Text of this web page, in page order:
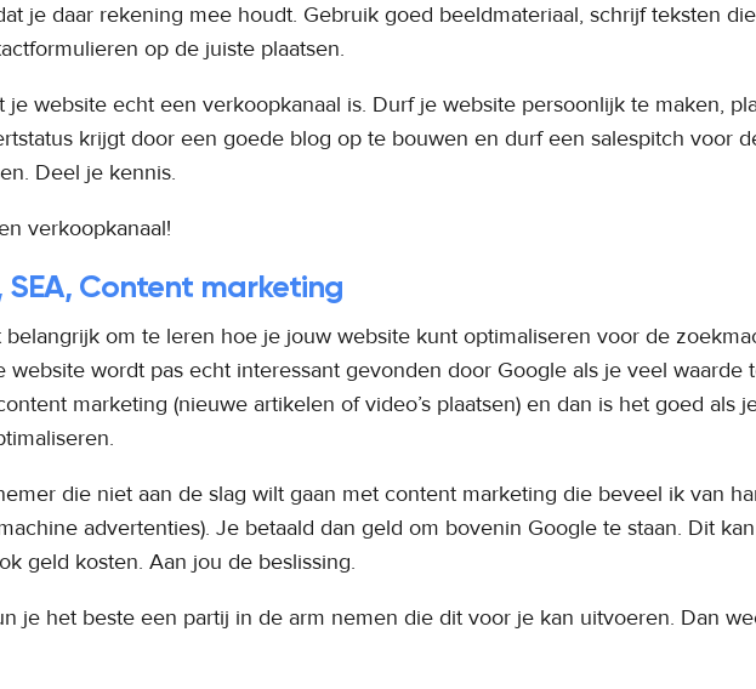
je daar rekening mee houdt. Gebruik goed beeldmateriaal, schrijf teksten
op de juiste plaatsen.
je website echt een verkoopkanaal is. Durf je website persoonlijk te maken,
krijgt door een goede blog op te bouwen en durf een salespitch voor
Deel je kennis.
verkoopkanaal!
SEA, Content marketing
belangrijk om te leren hoe je jouw website kunt optimaliseren voor de
website wordt pas echt interessant gevonden door Google als je veel waarde
marketing (nieuwe artikelen of video’s plaatsen) en dan is het goed als
die niet aan de slag wilt gaan met content marketing die beveel ik van
advertenties). Je betaald dan geld om bovenin Google te staan. Dit
geld kosten. Aan jou de beslissing.
je het beste een partij in de arm nemen die dit voor je kan uitvoeren. Dan